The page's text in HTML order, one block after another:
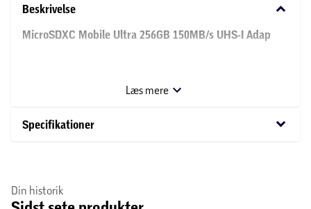
Beskrivelse keyboard_arrow_down
MicroSDXC Mobile Ultra 256GB 150MB/s UHS-I Adap
inklusive adapter er perfekt til optagelse og visning af Full
Læs mere
Specifikationer keyboard_arrow_down
Din historik